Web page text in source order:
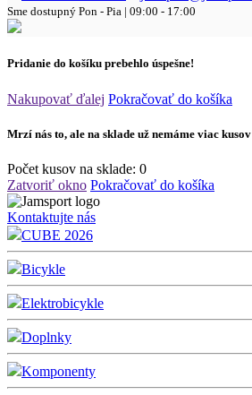
Sme dostupný Pon - Pia | 09:00 - 17:00
Pridanie do košíku prebehlo úspešne!
Nakupovať ďalej Pokračovať do košíka
Mrzí nás to, ale na sklade už nemáme viac kusov
Počet kusov na sklade: 0
Zatvoriť okno Pokračovať do košíka
Kontaktujte nás
CUBE 2026
Bicykle
Elektrobicykle
Doplnky
Komponenty